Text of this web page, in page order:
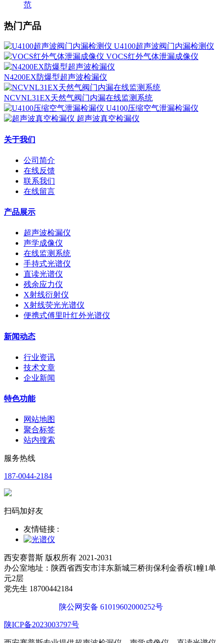
范
热门产品
U4100超声波阀门内漏检测仪
VOCS红外气体泄漏成像仪
N4200EX防爆型超声波检漏仪
NCVNL31EX天然气阀门内漏在线监测系统
U4100压缩空气泄漏检漏仪
超声波真空检漏仪
关于我们
公司简介
在线反馈
联系我们
在线留言
产品展示
超声波检漏仪
声学成像仪
在线监测系统
手持式光谱仪
直读光谱仪
残余应力仪
X射线衍射仪
X射线荧光光谱仪
便携式傅里叶红外光谱仪
新闻动态
行业资讯
技术文章
企业新闻
特色功能
网站地图
聚合标签
站内搜索
服务热线
187-0044-2184
扫码加好友
友情链接 :
西安赛普斯 版权所有 2021-2031
办公室地址：陕西省西安市沣东新城三桥街保利金香槟1幢1单
元2层
党先生 18700442184
陕公网安备 61019602000252号
陕ICP备2023003797号